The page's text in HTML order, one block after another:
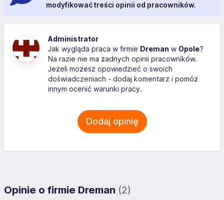
modyfikować treści opinii od pracowników.
Administrator
Jak wygląda praca w firmie Dreman w Opole?
Na razie nie ma żadnych opinii pracowników.
Jeżeli możesz opowiedzieć o swoich
doświadczeniach - dodaj komentarz i pomóż
innym ocenić warunki pracy.
Dodaj opinię
Opinie o firmie Dreman (2)